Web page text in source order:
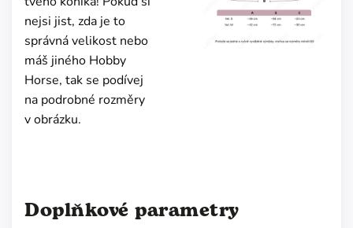
nejsi jist, zda je to
správná velikost nebo
máš jiného Hobby
Horse, tak se podívej
na podrobné rozměry
v obrázku.
Doplňkové parametry